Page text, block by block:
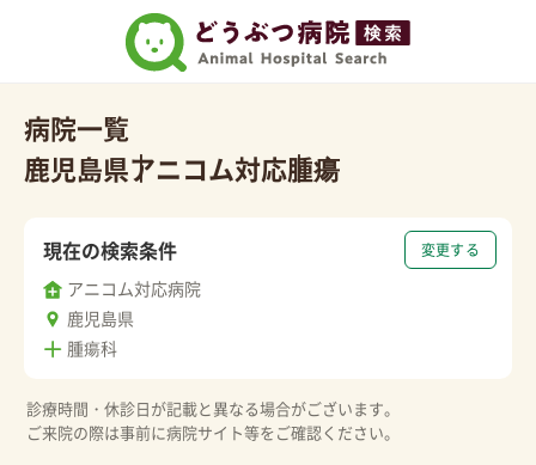
病院一覧
鹿児島県アニコム対応腫瘍
変更する
現在の検索条件
アニコム対応病院
鹿児島県
腫瘍科
診療時間・休診日が記載と異なる場合がございます。
ご来院の際は事前に病院サイト等をご確認ください。